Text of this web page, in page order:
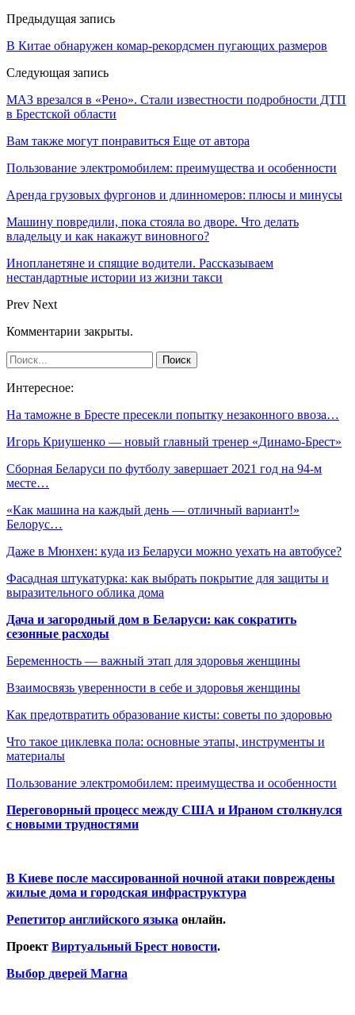
Предыдущая запись
В Китае обнаружен комар-рекордсмен пугающих размеров
Следующая запись
МАЗ врезался в «Рено». Стали известности подробности ДТП
в Брестской области
Вам также могут понравиться Еще от автора
Пользование электромобилем: преимущества и особенности
Аренда грузовых фургонов и длинномеров: плюсы и минусы
Машину повредили, пока стояла во дворе. Что делать
владельцу и как накажут виновного?
Инопланетяне и спящие водители. Рассказываем
нестандартные истории из жизни такси
Prev Next
Комментарии закрыты.
Интересное:
На таможне в Бресте пресекли попытку незаконного ввоза…
Игорь Криушенко — новый главный тренер «Динамо-Брест»
Сборная Беларуси по футболу завершает 2021 год на 94-м
месте…
«Как машина на каждый день — отличный вариант!»
Белорус…
Даже в Мюнхен: куда из Беларуси можно уехать на автобусе?
Фасадная штукатурка: как выбрать покрытие для защиты и
выразительного облика дома
Дача и загородный дом в Беларуси: как сократить
сезонные расходы
Беременность — важный этап для здоровья женщины
Взаимосвязь уверенности в себе и здоровья женщины
Как предотвратить образование кисты: советы по здоровью
Что такое циклевка пола: основные этапы, инструменты и
материалы
Пользование электромобилем: преимущества и особенности
Переговорный процесс между США и Ираном столкнулся
с новыми трудностями
В Киеве после массированной ночной атаки повреждены
жилые дома и городская инфраструктура
Репетитор английского языка онлайн.
Проект Виртуальный Брест новости.
Выбор дверей Магна